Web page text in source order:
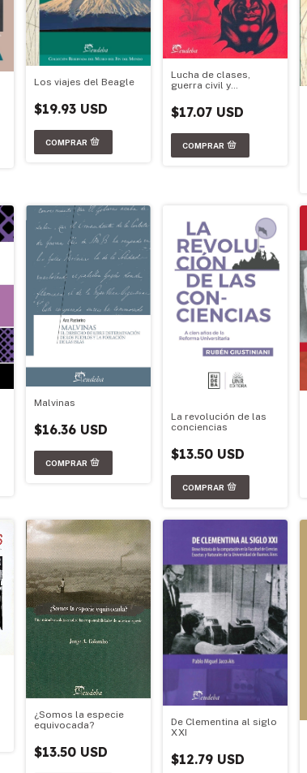
Los viajes del Beagle
$19.93 USD
Lucha de clases,
guerra civil y
Argentina, 1973-1983
$17.07 USD
Malvinas
$16.36 USD
La revolución de las
conciencias
$13.50 USD
¿Somos la especie
equivocada?
$13.50 USD
De Clementina al siglo
XXI
$12.79 USD